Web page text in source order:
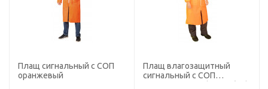
Плащ сигнальный с СОП
оранжевый
Плащ влагозащитный
сигнальный с СОП